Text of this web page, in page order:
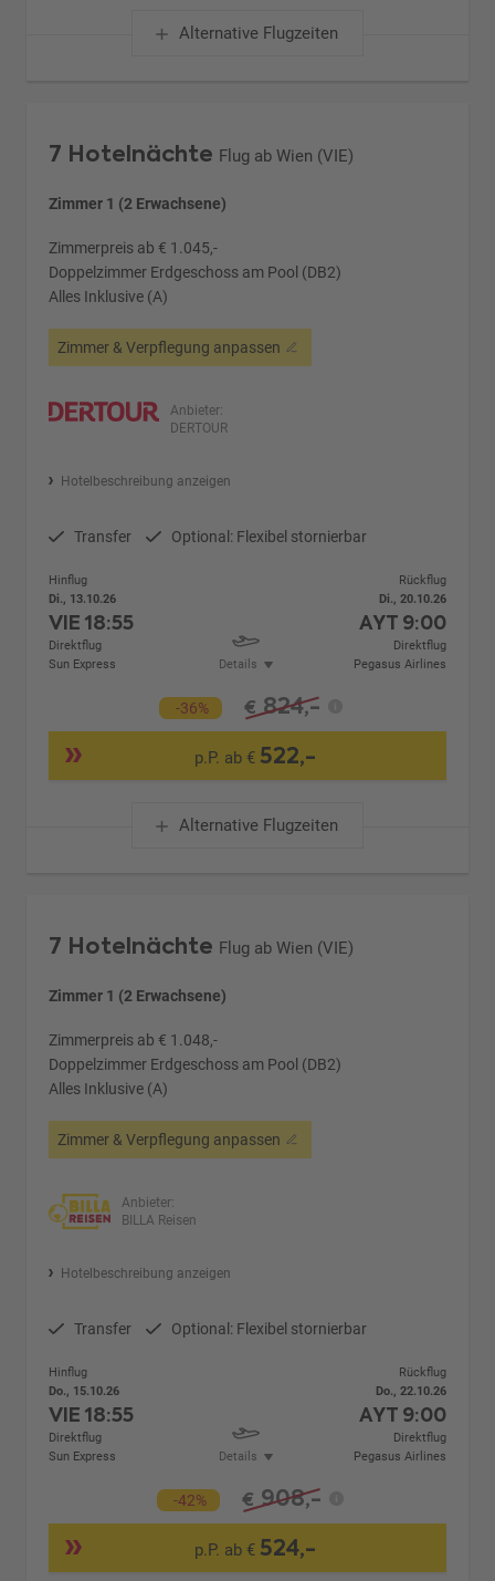
Alternative Flugzeiten
7 Hotelnächte Flug ab Wien (VIE)
Zimmer 1 (2 Erwachsene)
Zimmerpreis ab € 1.045,-
Doppelzimmer Erdgeschoss am Pool (DB2)
Alles Inklusive (A)
Zimmer & Verpflegung anpassen
Anbieter:
DERTOUR
Hotelbeschreibung anzeigen
Transfer Optional: Flexibel stornierbar
Hinflug
Di., 13.10.26
VIE18:55
Direktflug
Sun Express
Details
Rückflug
Di., 20.10.26
AYT 9:00
Direktflug
Pegasus Airlines
-36% € 824,-
p.P. ab € 522,-
Alternative Flugzeiten
7 Hotelnächte Flug ab Wien (VIE)
Zimmer 1 (2 Erwachsene)
Zimmerpreis ab € 1.048,-
Doppelzimmer Erdgeschoss am Pool (DB2)
Alles Inklusive (A)
Zimmer & Verpflegung anpassen
Anbieter:
BILLA Reisen
Hotelbeschreibung anzeigen
Transfer Optional: Flexibel stornierbar
Hinflug
Do., 15.10.26
VIE18:55
Direktflug
Sun Express
Details
Rückflug
Do., 22.10.26
AYT 9:00
Direktflug
Pegasus Airlines
-42% € 908,-
p.P. ab € 524,-